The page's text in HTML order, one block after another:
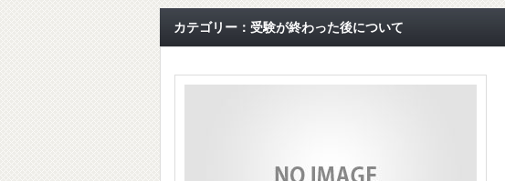
カテゴリー：受験が終わった後について